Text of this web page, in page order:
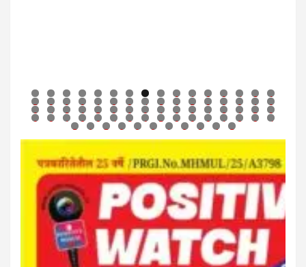
0 1 2 3 4 5 6
7 8 9 0 1 2 3 4 5 6 7 8 9 0 1 2
3 4 5 6 7 8 9 0 1 2 3 4 5 6 7 8
9 0 1 2 3 4 5 6 7 8 9 0 1 2 3 4
5 6 7 8 9 0 1 2 3 4 5